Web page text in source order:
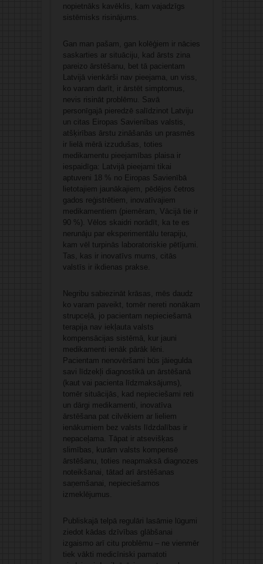
nopietnāks kavēklis, kam vajadzīgs
sistēmisks risinājums.
Gan man pašam, gan kolēģiem ir nācies
saskarties ar situāciju, kad ārsts zina
pareizo ārstēšanu, bet tā pacientam
Latvijā vienkārši nav pieejama, un viss,
ko varam darīt, ir ārstēt simptomus,
nevis risināt problēmu. Savā
personīgajā pieredzē salīdzinot Latviju
un citas Eiropas Savienības valstis,
atšķirības ārstu zināšanās un prasmēs
ir lielā mērā izzudušas, toties
medikamentu pieejamības plaisa ir
iespaidīga: Latvijā pieejami tikai
aptuveni 18 % no Eiropas Savienībā
lietotajiem jaunākajiem, pēdējos četros
gados reģistrētiem, inovatīvajiem
medikamentiem (piemēram, Vācijā tie ir
90 %). Vēlos skaidri norādīt, ka te es
nerunāju par eksperimentālu terapiju,
kam vēl turpinās laboratoriskie pētījumi.
Tas, kas ir inovatīvs mums, citās
valstīs ir ikdienas prakse.
Negribu sabiezināt krāsas, mēs daudz
ko varam paveikt, tomēr nereti nonākam
strupceļā, jo pacientam nepieciešamā
terapija nav iekļauta valsts
kompensācijas sistēmā, kur jauni
medikamenti ienāk pārāk lēni.
Pacientam nenovēršami būs jāiegulda
savi līdzekļi diagnostikā un ārstēšanā
(kaut vai pacienta līdzmaksājums),
tomēr situācijās, kad nepieciešami reti
un dārgi medikamenti, inovatīva
ārstēšana pat cilvēkiem ar lieliem
ienākumiem bez valsts līdzdalības ir
nepaceļama. Tāpat ir atsevišķas
slimības, kurām valsts kompensē
ārstēšanu, toties neapmaksā diagnozes
noteikšanai, tātad arī ārstēšanas
saņemšanai, nepieciešamos
izmeklējumus.
Publiskajā telpā regulāri lasāmie lūgumi
ziedot kādas dzīvības glābšanai
izgaismo arī citu problēmu – ne vienmēr
tiek vākti medicīniski pamatoti